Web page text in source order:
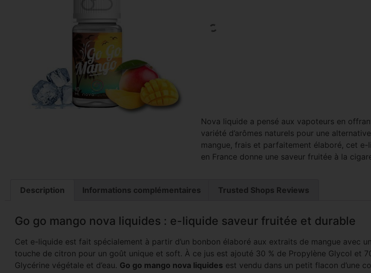
Nova liquide a pensé aux vapoteurs en
variété d’arômes naturels pour une
mangue, frais et parfaitement élaboré, cet e-
en France donne une saveur fruitée à la
Description Informations complémentaires Trusted Shops Reviews
Go go mango nova liquides : e-liquide saveur fruitée et durable
Cet e-liquide est fait spécialement à partir d’un bonbon élaboré aux extraits de mangue avec
touche de citron pour un goût unique et soft. À ce jus est ajouté 30 % de Propylène Glycol et
Glycérine végétale et d’eau. Go go mango nova liquides est vendu dans un petit flacon d’une